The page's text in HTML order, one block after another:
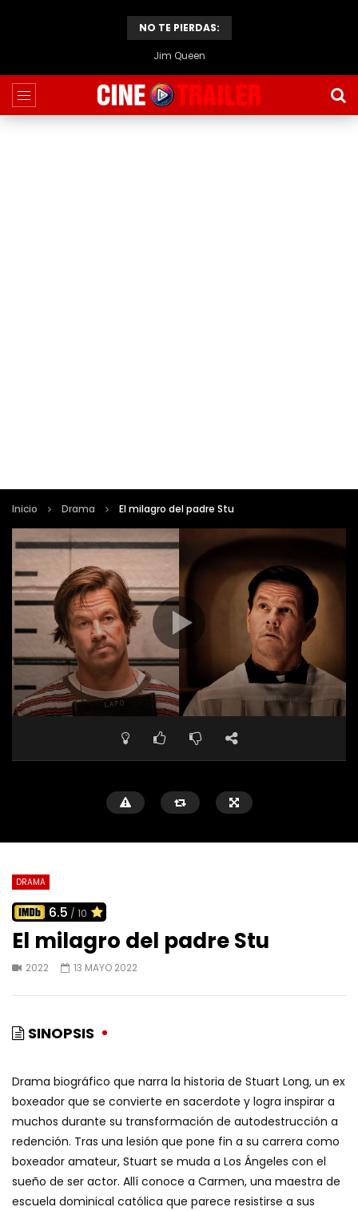
NO TE PIERDAS:
Jim Queen
Inicio Drama El milagro del padre Stu
DRAMA
6.5 / 10
El milagro del padre Stu
2022 13 MAYO 2022
SINOPSIS
Drama biográfico que narra la historia de Stuart Long, un ex
boxeador que se convierte en sacerdote y logra inspirar a
muchos durante su transformación de autodestrucción a
redención. Tras una lesión que pone fin a su carrera como
boxeador amateur, Stuart se muda a Los Ángeles con el
sueño de ser actor. Allí conoce a Carmen, una maestra de
escuela dominical católica que parece resistirse a sus